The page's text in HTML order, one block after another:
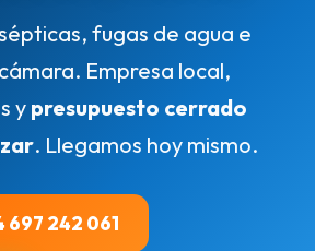
fugas de agua e
Empresa local,
y presupuesto cerrado
. Llegamos hoy mismo.
697 242 061